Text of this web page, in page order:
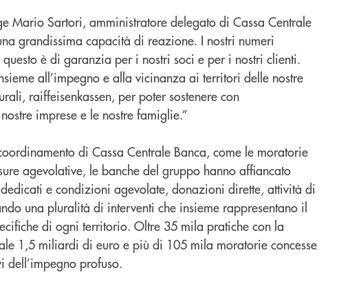
Mario Sartori, amministratore delegato di Cassa Centrale
grandissima capacità di reazione. I nostri numeri
è di garanzia per i nostri soci e per i nostri clienti.
all’impegno e alla vicinanza ai territori delle nostre
raiffeisenkassen, per poter sostenere con
imprese e le nostre famiglie.”
di Cassa Centrale Banca, come le moratorie
agevolative, le banche del gruppo hanno affiancato
e condizioni agevolate, donazioni dirette, attività di
una pluralità di interventi che insieme rappresentano il
di ogni territorio. Oltre 35 mila pratiche con la
1,5 miliardi di euro e più di 105 mila moratorie concesse
profuso.